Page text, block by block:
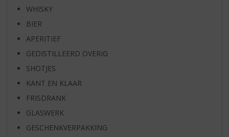
WHISKY
BIER
APERITIEF
GEDISTILLEERD OVERIG
SHOTJES
KANT EN KLAAR
FRISDRANK
GLASWERK
GESCHENKVERPAKKING